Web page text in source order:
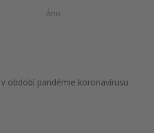
období pandémie koronavírusu
Áno